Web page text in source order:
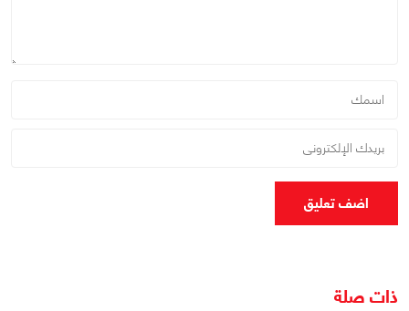
اضف تعليق
ذات صلة